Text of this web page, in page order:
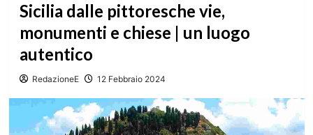
Sicilia dalle pittoresche vie,
monumenti e chiese | un luogo
autentico
RedazioneE 12 Febbraio 2024